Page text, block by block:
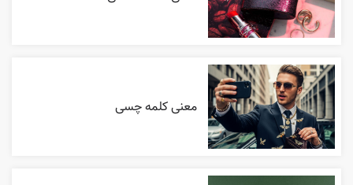
معنی کلمه چسی